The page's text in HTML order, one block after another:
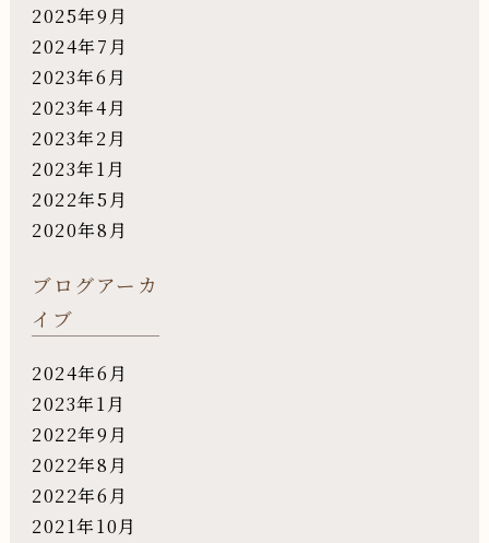
2025年9月
2024年7月
2023年6月
2023年4月
2023年2月
2023年1月
2022年5月
2020年8月
ブログアーカ
イブ
2024年6月
2023年1月
2022年9月
2022年8月
2022年6月
2021年10月